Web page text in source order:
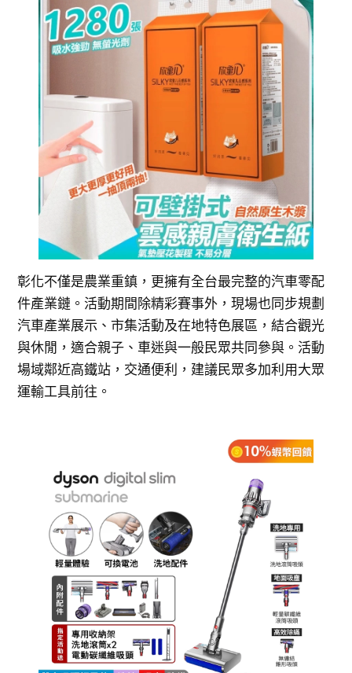
彰化不僅是農業重鎮，更擁有全台最完整的汽車零配
件產業鏈。活動期間除精彩賽事外，現場也同步規劃
汽車產業展示、市集活動及在地特色展區，結合觀光
與休閒，適合親子、車迷與一般民眾共同參與。活動
場域鄰近高鐵站，交通便利，建議民眾多加利用大眾
運輸工具前往。